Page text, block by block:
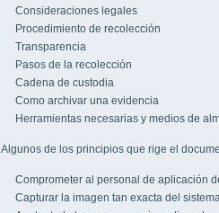
Consideraciones legales
Procedimiento de recolección
Transparencia
Pasos de la recolección
Cadena de custodia
Como archivar una evidencia
Herramientas necesarias y medios de
Algunos de los principios que rige el
Comprometer al personal de aplicación
Capturar la imagen tan exacta del